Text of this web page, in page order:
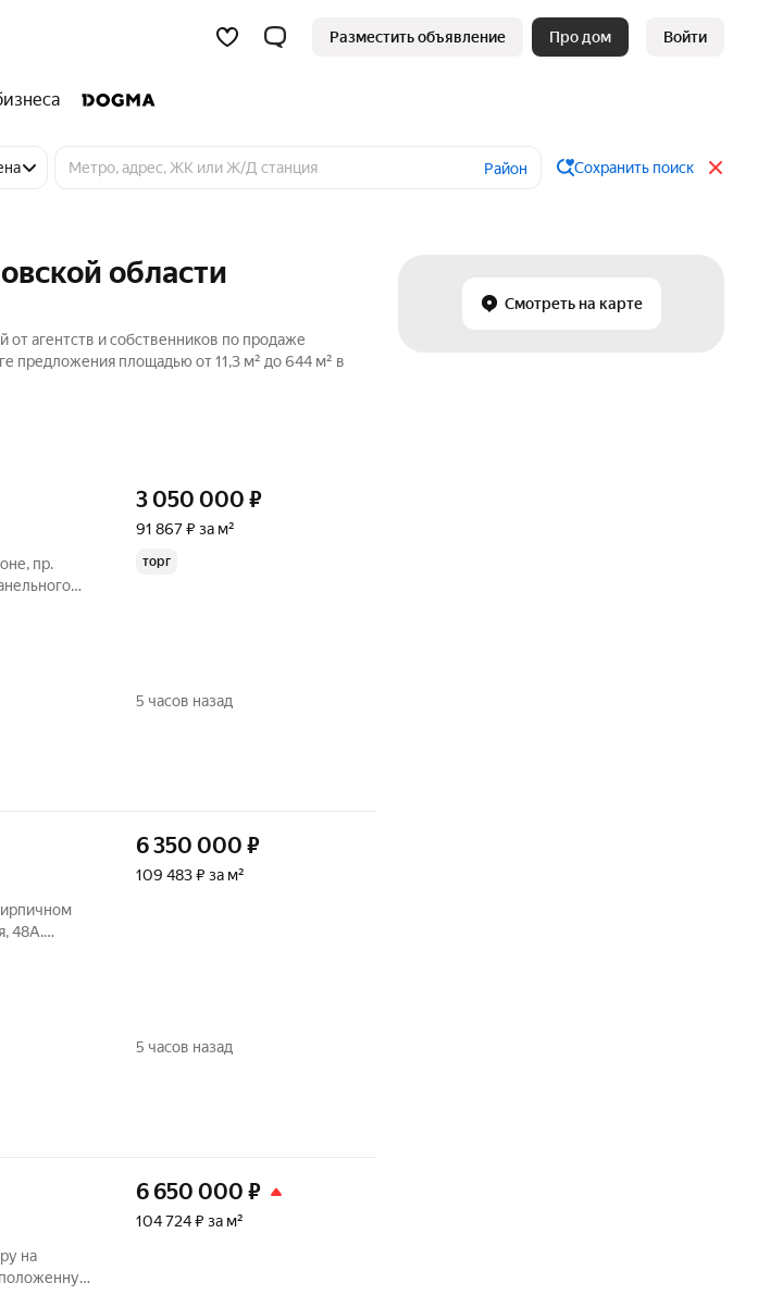
Разместить объявление Про дом Войти
Район Сохранить поиск
Смотреть на карте
области
агентств и собственников по продаже
предложения площадью от 11,3 м² до 644 м² в
пр.
окна
3 050 000 ₽
91 867 ₽ за м²
торг
5 часов назад
48А.
детcкиe
6 350 000 ₽
109 483 ₽ за м²
5 часов назад
на
6 650 000 ₽
104 724 ₽ за м²